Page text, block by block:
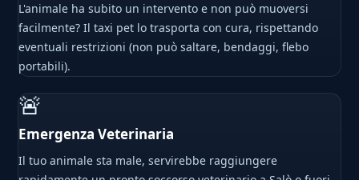
L'animale ha subito un intervento e non può muoversi
facilmente? Il taxi pet lo trasporta con cura, rispettando
eventuali restrizioni (non può saltare, bendaggi, flebo
portabili).
🚨
Emergenza Veterinaria
Il tuo animale sta male, servirebbe raggiungere